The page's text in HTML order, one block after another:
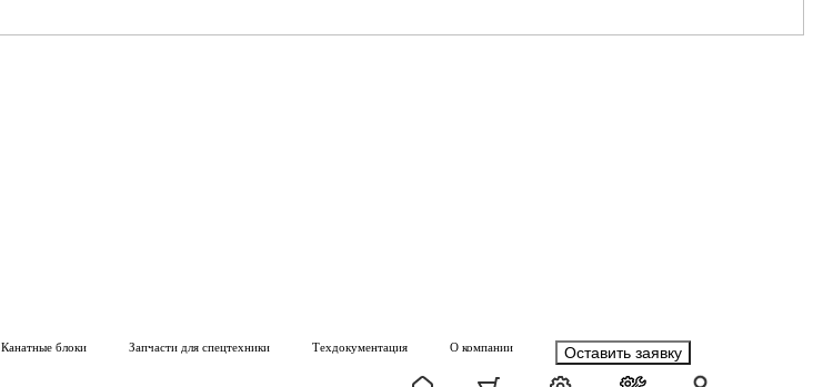
Канатные блоки Запчасти для спецтехники Техдокументация О компании Оставить заявку